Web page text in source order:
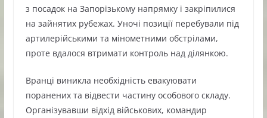
з посадок на Запорізькому напрямку і закріпилися
на зайнятих рубежах. Уночі позиції перебували під
артилерійськими та мінометними обстрілами,
проте вдалося втримати контроль над ділянкою.
Вранці виникла необхідність евакуювати
поранених та відвести частину особового складу.
Організувавши відхід військових, командир